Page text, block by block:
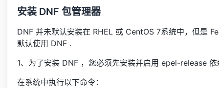
安装 DNF 包管理器
DNF 并未默认安装在 RHEL 或 CentOS 7系统中，但是
默认使用 DNF .
1、为了安装 DNF ，您必须先安装并启用 epel-release 依
在系统中执行以下命令：